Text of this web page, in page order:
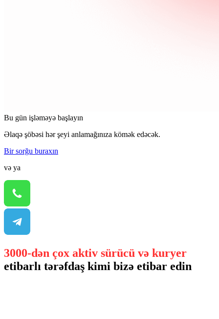
Bu gün işləməyə başlayın
Əlaqə şöbəsi hər şeyi anlamağınıza kömək edəcək.
Bir sorğu buraxın
və ya
3000-dən çox aktiv sürücü və kuryer
etibarlı tərəfdaş kimi bizə etibar edin